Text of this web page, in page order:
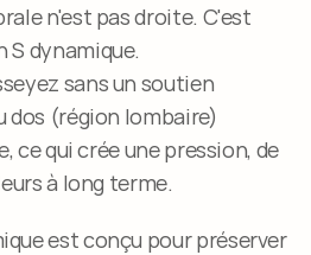
n'est pas droite. C'est
S dynamique.
sans un soutien
dos (région lombaire)
ce qui crée une pression, de
à long terme.
est conçu pour préserver